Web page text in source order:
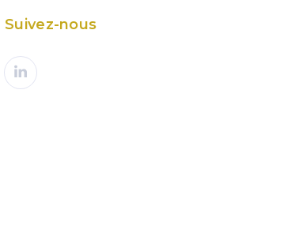
Suivez-nous